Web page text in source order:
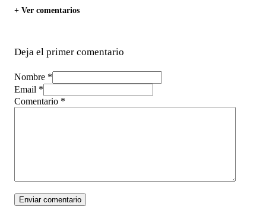
+ Ver comentarios
Deja el primer comentario
Nombre *
Email *
Comentario *